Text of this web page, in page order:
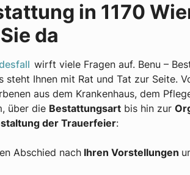
in 1170
da
wirft viele Fragen auf. Benu –
steht Ihnen mit Rat und Tat zur Seite.
aus dem Krankenhaus, dem
über die Bestattungsart bis hin zur
der Trauerfeier:
Abschied nach Ihren Vorstellungen